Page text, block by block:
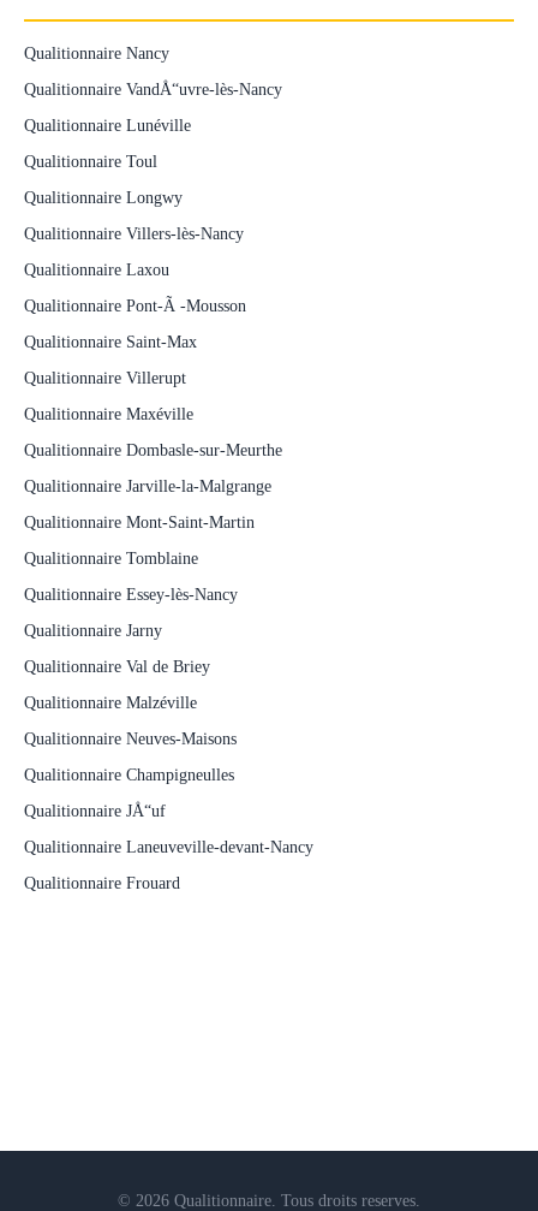
Qualitionnaire Nancy
Qualitionnaire VandÅ“uvre-lès-Nancy
Qualitionnaire Lunéville
Qualitionnaire Toul
Qualitionnaire Longwy
Qualitionnaire Villers-lès-Nancy
Qualitionnaire Laxou
Qualitionnaire Pont-Ã -Mousson
Qualitionnaire Saint-Max
Qualitionnaire Villerupt
Qualitionnaire Maxéville
Qualitionnaire Dombasle-sur-Meurthe
Qualitionnaire Jarville-la-Malgrange
Qualitionnaire Mont-Saint-Martin
Qualitionnaire Tomblaine
Qualitionnaire Essey-lès-Nancy
Qualitionnaire Jarny
Qualitionnaire Val de Briey
Qualitionnaire Malzéville
Qualitionnaire Neuves-Maisons
Qualitionnaire Champigneulles
Qualitionnaire JÅ“uf
Qualitionnaire Laneuveville-devant-Nancy
Qualitionnaire Frouard
© 2026 Qualitionnaire. Tous droits reserves.